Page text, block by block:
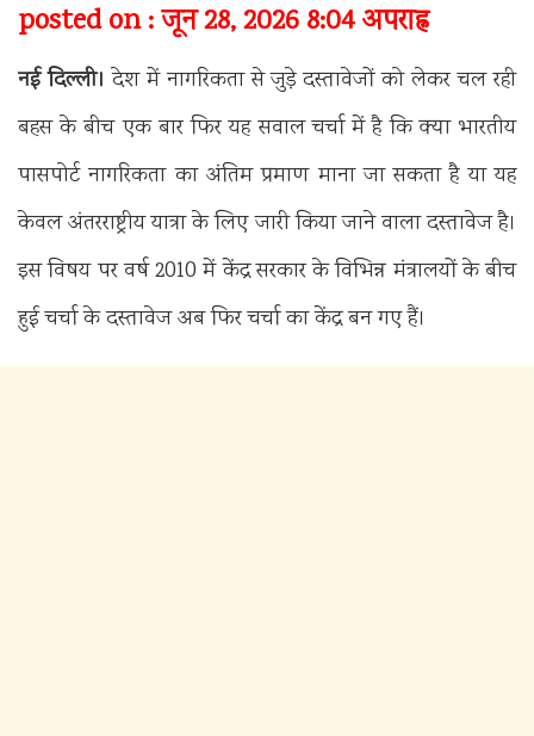
posted on : जून 28, 2026 8:04 अपराह्न
नई दिल्ली। देश में नागरिकता से जुड़े दस्तावेजों को लेकर चल रही
बहस के बीच एक बार फिर यह सवाल चर्चा में है कि क्या भारतीय
पासपोर्ट नागरिकता का अंतिम प्रमाण माना जा सकता है या यह
केवल अंतरराष्ट्रीय यात्रा के लिए जारी किया जाने वाला दस्तावेज है।
इस विषय पर वर्ष 2010 में केंद्र सरकार के विभिन्न मंत्रालयों के बीच
हुई चर्चा के दस्तावेज अब फिर चर्चा का केंद्र बन गए हैं।